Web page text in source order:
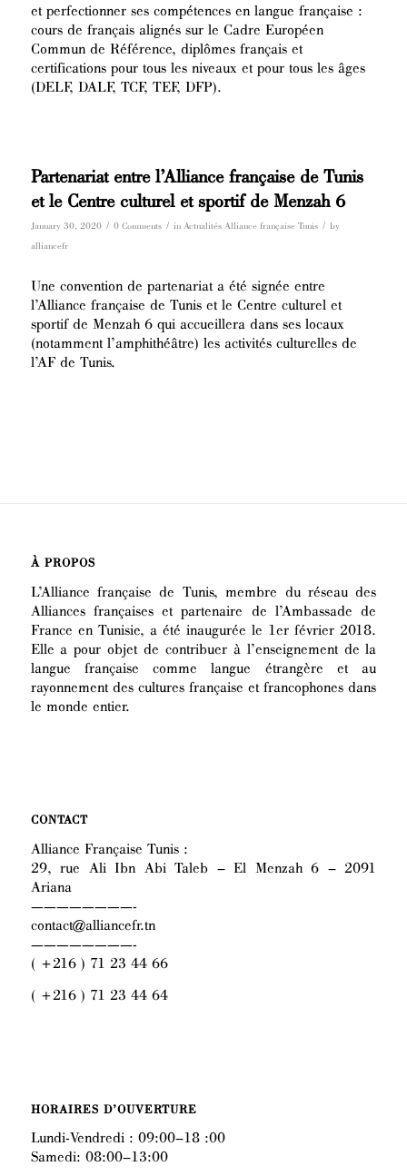
et perfectionner ses compétences en langue française :
cours de français alignés sur le Cadre Européen
Commun de Référence, diplômes français et
certifications pour tous les niveaux et pour tous les âges
(DELF, DALF, TCF, TEF, DFP).
Partenariat entre l’Alliance française de Tunis
et le Centre culturel et sportif de Menzah 6
January 30, 2020 / 0 Comments / in Actualités Alliance française Tunis / by
alliancefr
Une convention de partenariat a été signée entre
l’Alliance française de Tunis et le Centre culturel et
sportif de Menzah 6 qui accueillera dans ses locaux
(notamment l’amphithéâtre) les activités culturelles de
l’AF de Tunis.
À PROPOS
L’Alliance française de Tunis, membre du réseau des
Alliances françaises et partenaire de l’Ambassade de
France en Tunisie, a été inaugurée le 1er février 2018.
Elle a pour objet de contribuer à l’enseignement de la
langue française comme langue étrangère et au
rayonnement des cultures française et francophones dans
le monde entier.
CONTACT
Alliance Française Tunis :
29, rue Ali Ibn Abi Taleb – El Menzah 6 – 2091
Ariana
————————-
contact@alliancefr.tn
————————-
( +216 ) 71 23 44 66
( +216 ) 71 23 44 64
HORAIRES D’OUVERTURE
Lundi-Vendredi : 09:00–18 :00
Samedi: 08:00–13:00